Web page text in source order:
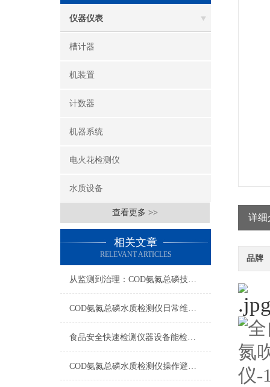
仪器仪表
槽计器
机装置
计数器
机器系统
电火花检测仪
水质设备
查看更多 >>
相关文章
RELEVANT ARTICLES
从监测到治理：COD氨氮总磷技术的双领域实战解析
COD氨氮总磷水质检测仪日常维护与试剂管理，降低故障率就靠这几招
食品安全快速检测仪器设备能检什么？一张表说清适用范围
COD氨氮总磷水质检测仪操作避坑指南：这几个步骤直接影响数据准确性
详细
品牌